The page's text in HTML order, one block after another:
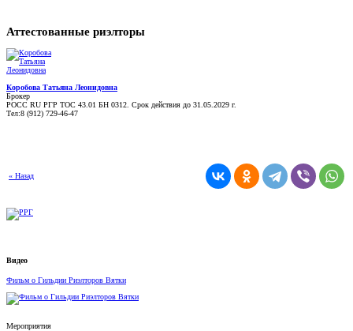
Аттестованные риэлторы
Коробова Татьяна Леонидовна
Брокер
РОСС RU РГР ТОС 43.01 БН 0312. Срок действия до 31.05.2029 г.
Тел:8 (912) 729-46-47
« Назад
Видео
Фильм о Гильдии Риэлторов Вятки
Мероприятия